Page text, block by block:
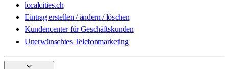
localcities.ch
Eintrag erstellen / ändern / löschen
Kundencenter für Geschäftskunden
Unerwünschtes Telefonmarketing